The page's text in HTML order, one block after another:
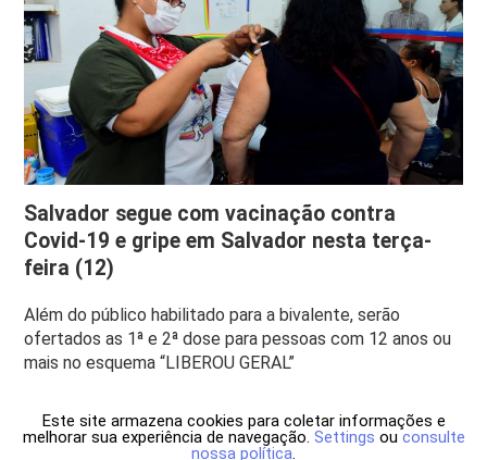
Salvador segue com vacinação contra
Covid-19 e gripe em Salvador nesta terça-
feira (12)
Além do público habilitado para a bivalente, serão
ofertados as 1ª e 2ª dose para pessoas com 12 anos ou
mais no esquema “LIBEROU GERAL”
Este site armazena cookies para coletar informações e
melhorar sua experiência de navegação. Settings ou consulte
nossa política.